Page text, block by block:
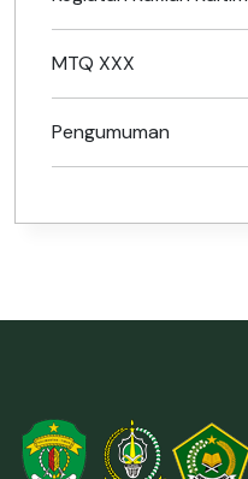
MTQ XXX
Pengumuman